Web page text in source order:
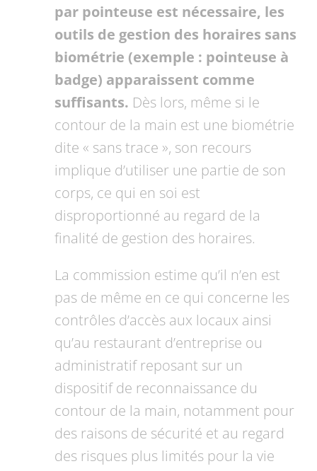
par pointeuse est nécessaire, les
outils de gestion des horaires sans
biométrie (exemple : pointeuse à
badge) apparaissent comme
suffisants. Dès lors, même si le
contour de la main est une biométrie
dite « sans trace », son recours
implique d’utiliser une partie de son
corps, ce qui en soi est
disproportionné au regard de la
finalité de gestion des horaires.
La commission estime qu’il n’en est
pas de même en ce qui concerne les
contrôles d’accès aux locaux ainsi
qu’au restaurant d’entreprise ou
administratif reposant sur un
dispositif de reconnaissance du
contour de la main, notamment pour
des raisons de sécurité et au regard
des risques plus limités pour la vie